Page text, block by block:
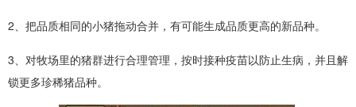
2、把品质相同的小猪拖动合并，有可能生成品质更高的新品种。
3、对牧场里的猪群进行合理管理，按时接种疫苗以防止生病，并且解
锁更多珍稀猪品种。